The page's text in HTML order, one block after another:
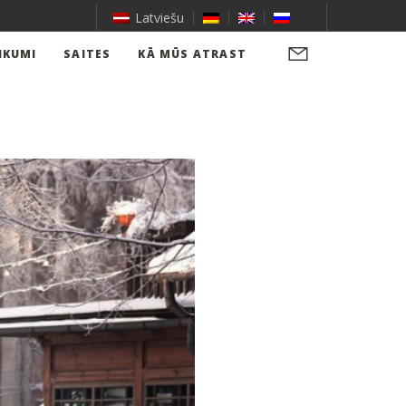
Latviešu
SAITES KĀ MŪS ATRAST